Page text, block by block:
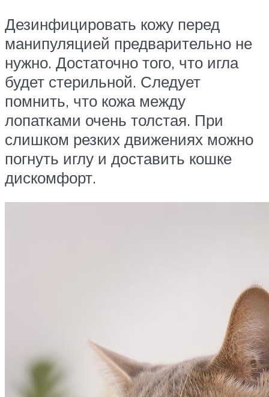
Дезинфицировать кожу перед
манипуляцией предварительно не
нужно. Достаточно того, что игла
будет стерильной. Следует
помнить, что кожа между
лопатками очень толстая. При
слишком резких движениях можно
погнуть иглу и доставить кошке
дискомфорт.